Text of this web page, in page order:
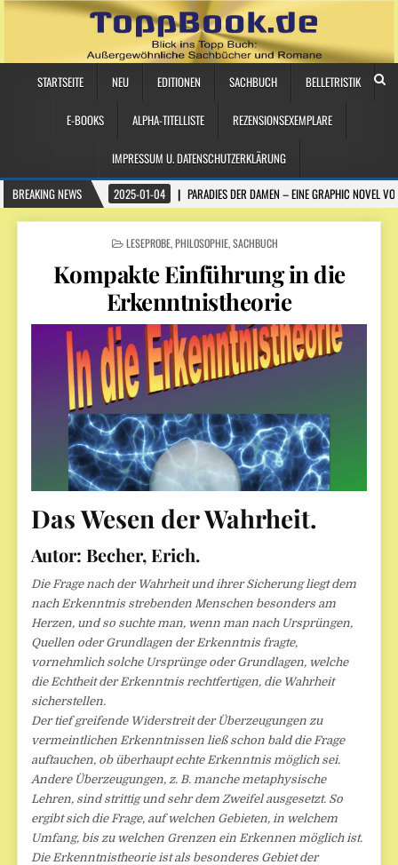
STARTSEITE NEU EDITIONEN SACHBUCH BELLETRISTIK
E-BOOKS ALPHA-TITELLISTE REZENSIONSEXEMPLARE
IMPRESSUM U. DATENSCHUTZERKLÄRUNG
BREAKING NEWS
2025-01-04 PARADIES DER DAMEN – EINE GRAPHIC NOVEL
POSTED
LESEPROBE,PHILOSOPHIE,SACHBUCH
Kompakte Einführung in die
Erkenntnistheorie
Das Wesen der Wahrheit.
Autor: Becher, Erich.
Die Frage nach der Wahrheit und ihrer Sicherung liegt dem
nach Erkenntnis strebenden Menschen besonders am
Herzen, und so suchte man, wenn man nach Ursprüngen,
Quellen oder Grundlagen der Erkenntnis fragte,
vornehmlich solche Ursprünge oder Grundlagen, welche
die Echtheit der Erkenntnis rechtfertigen, die Wahrheit
sicherstellen.
Der tief greifende Widerstreit der Überzeugungen zu
vermeintlichen Erkenntnissen ließ schon bald die Frage
auftauchen, ob überhaupt echte Erkenntnis möglich sei.
Andere Überzeugungen, z. B. manche metaphysische
Lehren, sind strittig und sehr dem Zweifel ausgesetzt. So
ergibt sich die Frage, auf welchen Gebieten, in welchem
Umfang, bis zu welchen Grenzen ein Erkennen möglich ist.
Die Erkenntnistheorie ist als besonderes Gebiet der